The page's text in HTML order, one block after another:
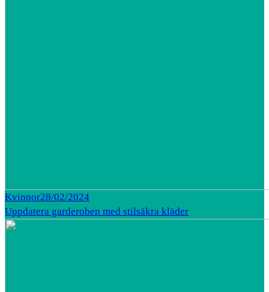
Kvinnor28/02/2024
Uppdatera garderoben med stilsäkra kläder